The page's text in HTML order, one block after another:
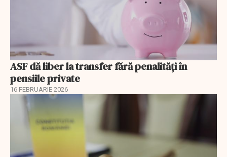
ASF dă liber la transfer fără penalități în
pensiile private
16 FEBRUARIE 2026